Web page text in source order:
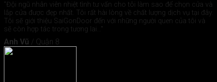
"Đội ngũ nhân viên nhiệt tình tư vấn cho tôi làm sao để chọn cửa và
lắp cửa được đẹp nhất. Tôi rất hài lòng về chất lượng dịch vụ tại đây.
Tôi sẽ giới thiệu SaiGonDoor đến với những người quen của tôi và
sẽ còn hợp tác trong tương lai..."
Anh Vũ / Quận 8